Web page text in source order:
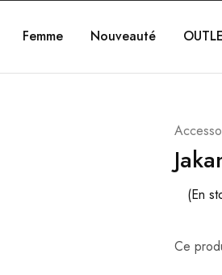
Femme Nouveauté
(En
Ce